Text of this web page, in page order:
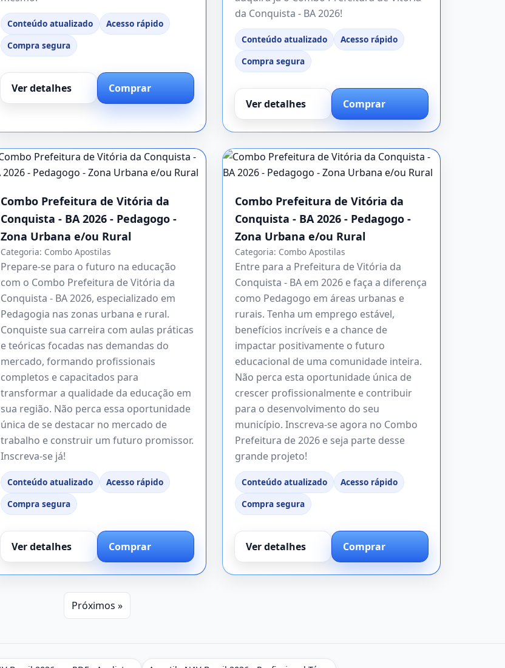
Conteúdo atualizado
Acesso rápido
Compra segura
Ver detalhes Comprar
da Conquista - BA 2026!
Conteúdo atualizado
Acesso rápido
Compra segura
Ver detalhes Comprar
Combo Prefeitura de Vitória da
Conquista - BA 2026 - Pedagogo -
Zona Urbana e/ou Rural
Categoria: Combo Apostilas
Prepare-se para o futuro na educação
com o Combo Prefeitura de Vitória da
Conquista - BA 2026, especializado em
Pedagogia nas zonas urbana e rural.
Conquiste sua carreira com aulas práticas
e teóricas focadas nas demandas do
mercado, formando profissionais
completos e capacitados para
transformar a qualidade da educação em
sua região. Não perca essa oportunidade
única de se destacar no mercado de
trabalho e construir um futuro promissor.
Inscreva-se já!
Conteúdo atualizado
Acesso rápido
Compra segura
Ver detalhes Comprar
Combo Prefeitura de Vitória da
Conquista - BA 2026 - Pedagogo -
Zona Urbana e/ou Rural
Categoria: Combo Apostilas
Entre para a Prefeitura de Vitória da
Conquista - BA em 2026 e faça a diferença
como Pedagogo em áreas urbanas e
rurais. Tenha um emprego estável,
benefícios incríveis e a chance de
impactar positivamente o futuro
educacional de uma comunidade inteira.
Não perca esta oportunidade única de
crescer profissionalmente e contribuir
para o desenvolvimento do seu
município. Inscreva-se agora no Combo
Prefeitura de 2026 e seja parte desse
grande projeto!
Conteúdo atualizado
Acesso rápido
Compra segura
Ver detalhes Comprar
Próximos »